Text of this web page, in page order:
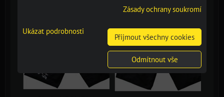
Zásady ochrany soukromí
Ukázat podrobnosti
Přijmout všechny cookies
Odmítnout vše